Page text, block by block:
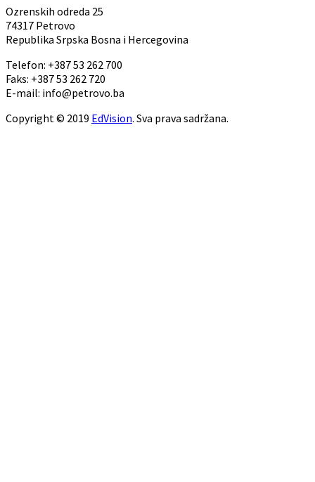
Ozrenskih odreda 25
74317 Petrovo
Republika Srpska Bosna i Hercegovina
Telefon: +387 53 262 700
Faks: +387 53 262 720
E-mail: info@petrovo.ba
Copyright © 2019 EdVision. Sva prava sadržana.